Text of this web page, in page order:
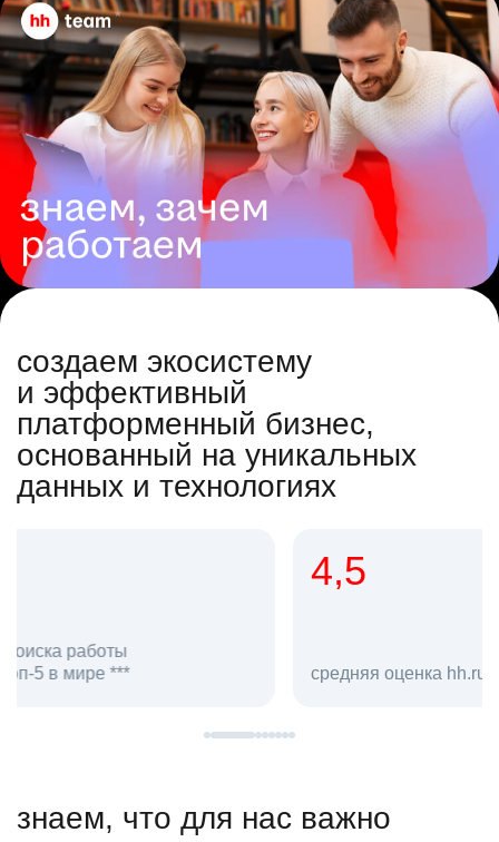
создаем экосистему
и эффективный
платформенный бизнес,
основанный на уникальных
данных и технологиях
средняя оценка hh.ru как работодателя **
в hh.ru
знаем, что для нас важно